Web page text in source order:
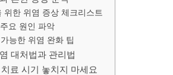
위한 위염 증상 체크리스트
요 원인 파악
능한 위염 완화 팁
대처법과 관리법
료 시기 놓치지 마세요